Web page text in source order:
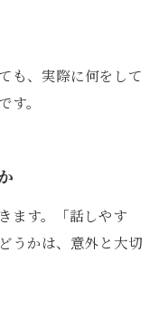
も、実際に何をして
。
ます。「話しやす
うかは、意外と大切